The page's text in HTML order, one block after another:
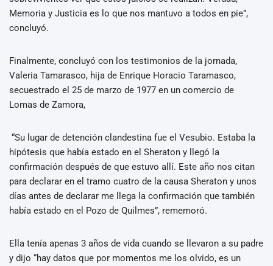
Memoria y Justicia es lo que nos mantuvo a todos en pie”,
concluyó.
Finalmente, concluyó con los testimonios de la jornada,
Valeria Tamarasco, hija de Enrique Horacio Taramasco,
secuestrado el 25 de marzo de 1977 en un comercio de
Lomas de Zamora,
“Su lugar de detención clandestina fue el Vesubio. Estaba la
hipótesis que había estado en el Sheraton y llegó la
confirmación después de que estuvo allí. Este año nos citan
para declarar en el tramo cuatro de la causa Sheraton y unos
días antes de declarar me llega la confirmación que también
había estado en el Pozo de Quilmes”, rememoró.
Ella tenía apenas 3 años de vida cuando se llevaron a su padre
y dijo “hay datos que por momentos me los olvido, es un